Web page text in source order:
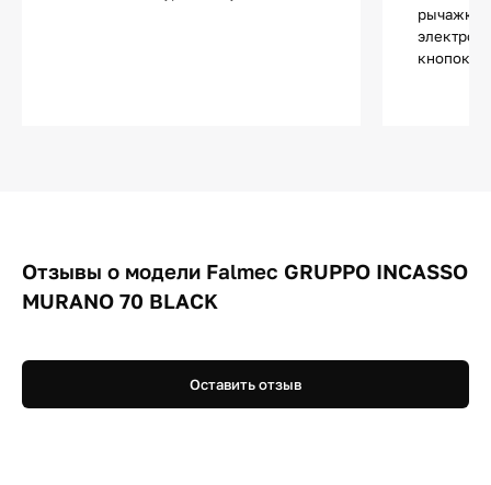
кнопок и
Отзывы о модели Falmec GRUPPO INCASSO
MURANO 70 BLACK
Оставить отзыв